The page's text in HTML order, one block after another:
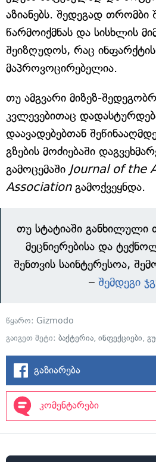
აზიანებს. შედეგად თრომბი
წარმოიქმნას და სისხლის
შეიზღუდოს, რაც ინფარქტის
მაპროვოცირებელია.
თუ ამგვარი მიზეზ-
კვლევებითაც
დაავადებებთან
გზების მოძიებაში
გამოცემაში Journal of the
Associationგამოქვეყნდა.
თუ სტატიაში განხილული
მეცნიერებისა და
შენთვის საინტერესოა,
– შემდეგი
წყარო: Gizmodo
გაიგეთ მეტი: ბაქტერია, ინფექციები,
გაზიარება
კომენტარები